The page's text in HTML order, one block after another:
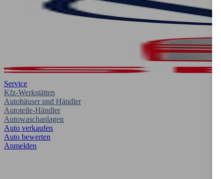
Service
Kfz-Werkstätten
Autohäuser und Händler
Autoteile-Händler
Autowaschanlagen
Auto verkaufen
Auto bewerten
Anmelden